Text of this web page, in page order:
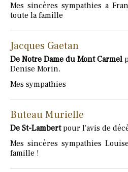
Mes sincères sympathies a
toute la famille
Jacques Gaetan
De Notre Dame du Mont Carmel
Denise Morin.
Mes sympathies
Buteau Murielle
De St-Lambertpour l'avis de
Mes sincères sympathies
famille !